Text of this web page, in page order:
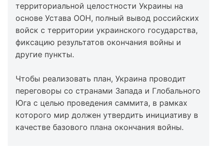
территориальной целостности Украины на
основе Устава ООН, полный вывод российских
войск с территории украинского государства,
фиксацию результатов окончания войны и
другие пункты.
Чтобы реализовать план, Украина проводит
переговоры со странами Запада и Глобального
Юга с целью проведения саммита, в рамках
которого мир должен утвердить инициативу в
качестве базового плана окончания войны.